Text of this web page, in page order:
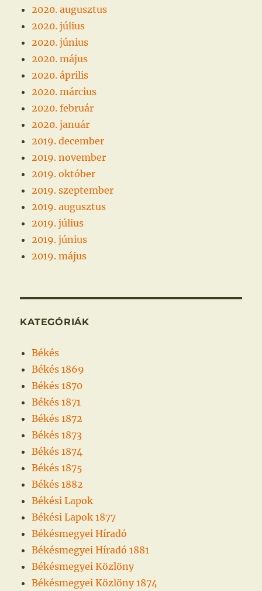
2020. augusztus
2020. július
2020. június
2020. május
2020. április
2020. március
2020. február
2020. január
2019. december
2019. november
2019. október
2019. szeptember
2019. augusztus
2019. július
2019. június
2019. május
KATEGÓRIÁK
Békés
Békés 1869
Békés 1870
Békés 1871
Békés 1872
Békés 1873
Békés 1874
Békés 1875
Békés 1882
Békési Lapok
Békési Lapok 1877
Békésmegyei Híradó
Békésmegyei Híradó 1881
Békésmegyei Közlöny
Békésmegyei Közlöny 1874